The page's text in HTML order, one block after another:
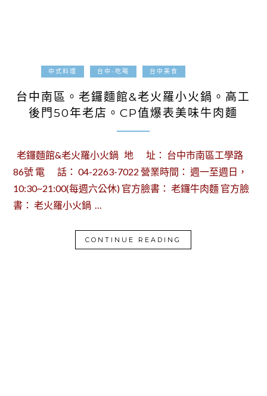
中式料理 台中-吃喝 台中美食
台中南區。老鑼麵館&老火羅小火鍋。高工
後門50年老店。CP值爆表美味牛肉麵
老鑼麵館&老火羅小火鍋 地 址： 台中市南區工學路
86號 電 話： 04-2263-7022 營業時間： 週一至週日，
10:30~21:00(每週六公休) 官方臉書： 老鑼牛肉麵 官方臉
書： 老火羅小火鍋 …
CONTINUE READING